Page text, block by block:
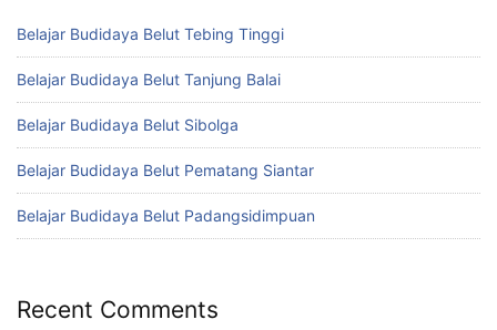
Belajar Budidaya Belut Tebing Tinggi
Belajar Budidaya Belut Tanjung Balai
Belajar Budidaya Belut Sibolga
Belajar Budidaya Belut Pematang Siantar
Belajar Budidaya Belut Padangsidimpuan
Recent Comments